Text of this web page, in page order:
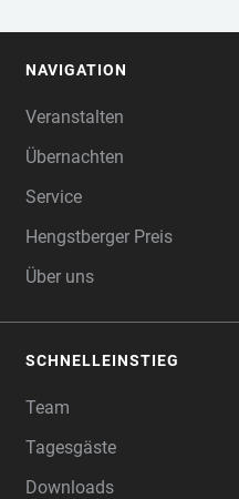
NAVIGATION
Veranstalten
Übernachten
Service
Hengstberger Preis
Über uns
SCHNELLEINSTIEG
Team
Tagesgäste
Downloads